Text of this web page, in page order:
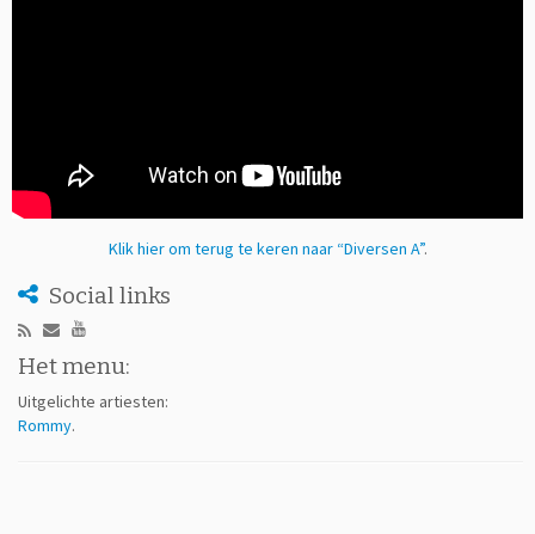
Klik hier om terug te keren naar “Diversen A”.
Social links
Het menu:
Uitgelichte artiesten:
Rommy.